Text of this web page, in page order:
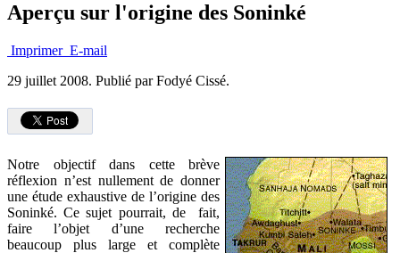
Aperçu sur l'origine des Soninké
Imprimer E-mail
29 juillet 2008. Publié par Fodyé Cissé.
Notre objectif dans cette brève
réflexion n’est nullement de donner
une étude exhaustive de l’origine des
Soninké. Ce sujet pourrait, de fait,
faire l’objet d’une recherche
beaucoup plus large et complète